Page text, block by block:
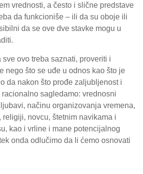
vrednosti, a često i slične predstave
da funkcioniše – ili da su oboje ili
da se ove dve stavke mogu u
ovo treba saznati, proveriti i
nego što se uđe u odnos kao što je
da nakon što prođe zaljubljenost i
sagledamo: vrednosni
načinu organizovanja vremena,
religiji, novcu, štetnim navikama i
kao i vrline i mane potencijalnog
onda odlučimo da li ćemo osnovati